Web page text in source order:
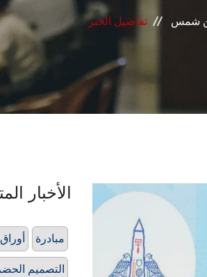
شمس تفاصيل الخبر
الأخبار
مبادرة
التصميم